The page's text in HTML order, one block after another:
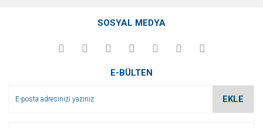
Ürün bilgilerinde hatalar bulunuyor.
SOSYAL MEDYA
E-BÜLTEN
EKLE